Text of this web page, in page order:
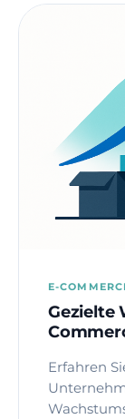
E-
Gezielte
Erfahren